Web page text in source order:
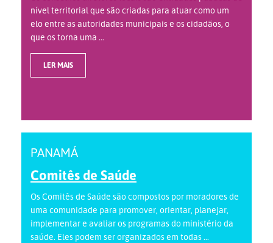
nível territorial que são criadas para atuar como um
elo entre as autoridades municipais e os cidadãos, o
que os torna uma ...
LER MAIS
PANAMÁ
Comitês de Saúde
Os Comitês de Saúde são compostos por moradores de
uma comunidade para promover, orientar, planejar,
implementar e avaliar os programas do ministério da
saúde. Eles podem ser organizados em todas ...